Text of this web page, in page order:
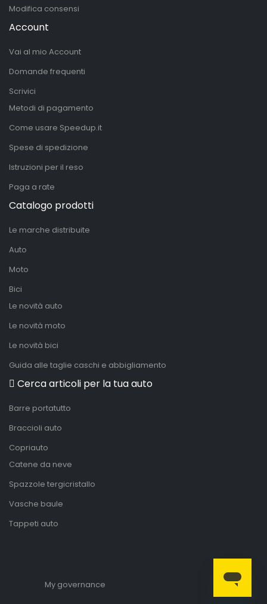
Modifica consensi
Account
Vai al mio Account
Domande frequenti
Scrivici
Metodi di pagamento
Come usare Speedup.it
Spese di spedizione
Istruzioni per il reso
Paga a rate
Catalogo prodotti
Le marche distribuite
Auto
Moto
Bici
Le novità auto
Le novità moto
Le novità bici
Guida alle taglie caschi e abbigliamento
Cerca articoli per la tua auto
Barre portatutto
Braccioli auto
Copriauto
Catene da neve
Spazzole tergicristallo
Vasche baule
Tappeti auto
My governance